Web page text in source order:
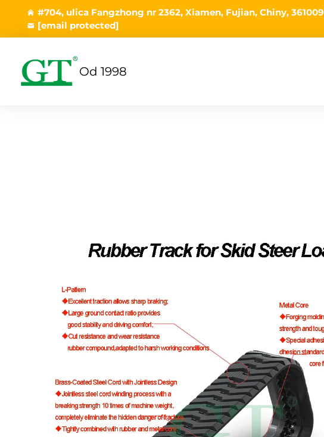
#704, ulica Fangzhong nr 2362, Xiamen, Fujian, Chiny, 361009
[email protected]
Od 1998